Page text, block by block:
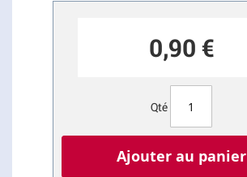
0,90 €
Qté
Ajouter au panier